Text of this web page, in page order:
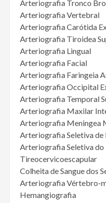
Arteriografia Tronco
Arteriografia Vertebral
Arteriografia Carótida
Arteriografia Tiroidea
Arteriografia Lingual
Arteriografia Facial
Arteriografia Faringeia
Arteriografia Occipital
Arteriografia Temporal
Arteriografia Maxilar
Arteriografia Meningea
Arteriografia Seletiva de
Arteriografia Seletiva do
Tireocervicoescapular
Colheita de Sangue dos
Arteriografia Vértebro-
Hemangiografia